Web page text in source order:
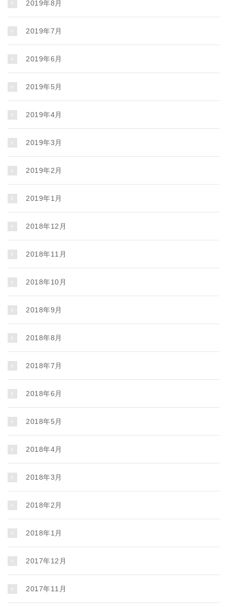
2019年8月
2019年7月
2019年6月
2019年5月
2019年4月
2019年3月
2019年2月
2019年1月
2018年12月
2018年11月
2018年10月
2018年9月
2018年8月
2018年7月
2018年6月
2018年5月
2018年4月
2018年3月
2018年2月
2018年1月
2017年12月
2017年11月